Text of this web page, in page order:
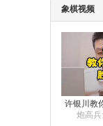
象棋视频
炮高